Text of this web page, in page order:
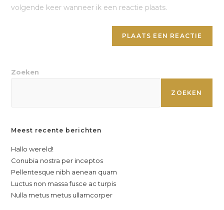
volgende keer wanneer ik een reactie plaats.
Zoeken
ZOEKEN
Meest recente berichten
Hallo wereld!
Conubia nostra per inceptos
Pellentesque nibh aenean quam
Luctus non massa fusce ac turpis
Nulla metus metus ullamcorper